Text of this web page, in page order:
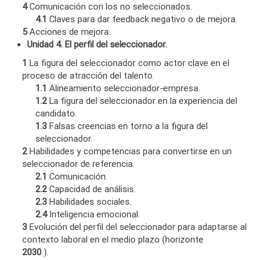
4Comunicación con los no seleccionados.
4.1 Claves para dar feedback negativo o de mejora.
5Acciones de mejora.
Unidad 4. El perfil del seleccionador.
1 La figura del seleccionador como actor clave en el
proceso de atracción del talento.
1.1 Alineamiento seleccionador-empresa.
1.2La figura del seleccionador en la experiencia del
candidato.
1.3 Falsas creencias en torno a la figura del
seleccionador.
2Habilidades y competencias para convertirse en un
seleccionador de referencia.
2.1 Comunicación.
2.2Capacidad de análisis.
2.3 Habilidades sociales.
2.4Inteligencia emocional.
3 Evolución del perfil del seleccionador para adaptarse al
contexto laboral en el medio plazo (horizonte
2030 ).